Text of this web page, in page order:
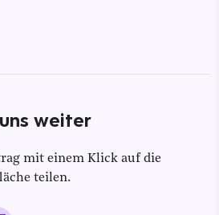
weiter
mit einem Klick auf die
teilen.